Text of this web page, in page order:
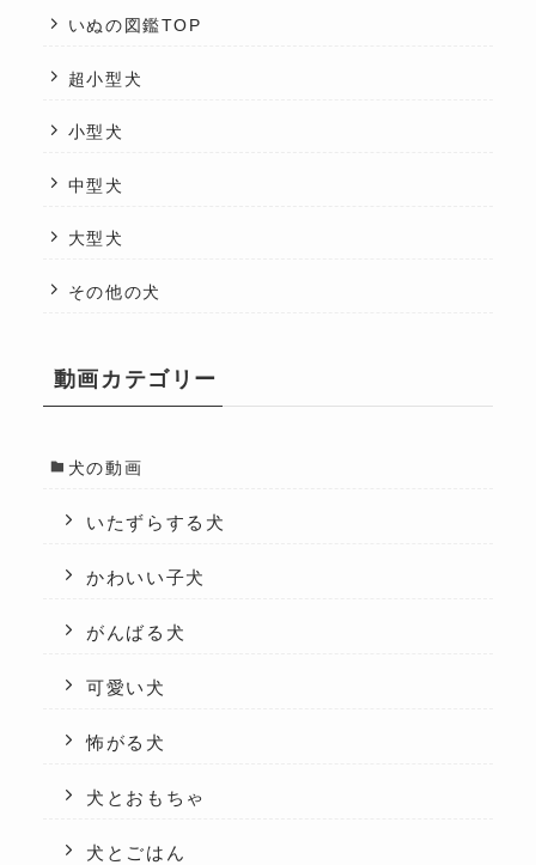
いぬの図鑑TOP
超小型犬
小型犬
中型犬
大型犬
その他の犬
動画カテゴリー
犬の動画
いたずらする犬
かわいい子犬
がんばる犬
可愛い犬
怖がる犬
犬とおもちゃ
犬とごはん